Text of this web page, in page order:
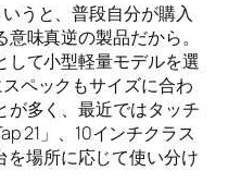
うと、普段自分が購入
味真逆の製品だから。
して小型軽量モデルを選
ペックもサイズに合わ
が多く、最近ではタッチ
21」、10インチクラス
を場所に応じて使い分け